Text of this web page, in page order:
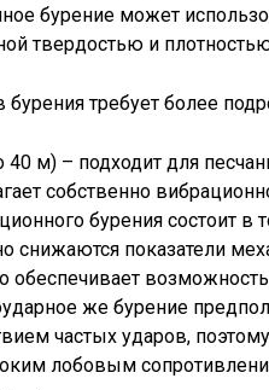
бурение может
твердостью и
требует более
м) – подходит для
собственно
бурения состоит в
снижаются показатели
обеспечивает
же бурение
частых ударов,
лобовым